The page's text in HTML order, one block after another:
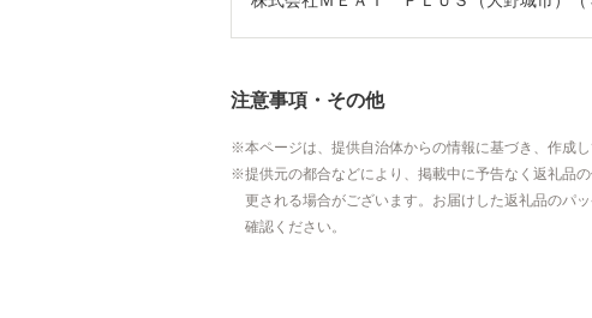
注意事項・その他
本ページは、提供自治体からの情報に基づき、作成し
提供元の都合などにより、掲載中に予告なく返礼品
更される場合がございます。お届けした返礼品のパ
確認ください。